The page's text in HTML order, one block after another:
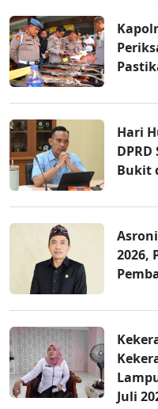
Hari
Bukit
2026,
Juli